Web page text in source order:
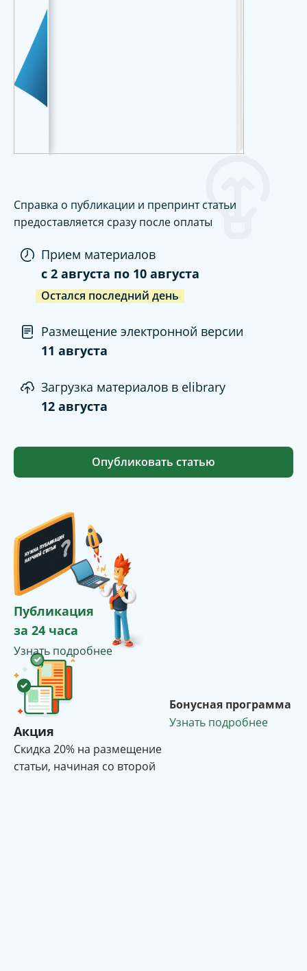
Справка о публикации и препринт статьи
предоставляется сразу после оплаты
Прием материалов
c 2 августа по 10 августа
Остался последний день
Размещение электронной версии
11 августа
Загрузка материалов в elibrary
12 августа
Опубликовать статью
Публикация
за 24 часа
Узнать подробнее
Акция
Cкидка 20% на размещение
статьи, начиная со второй
Бонусная программа
Узнать подробнее